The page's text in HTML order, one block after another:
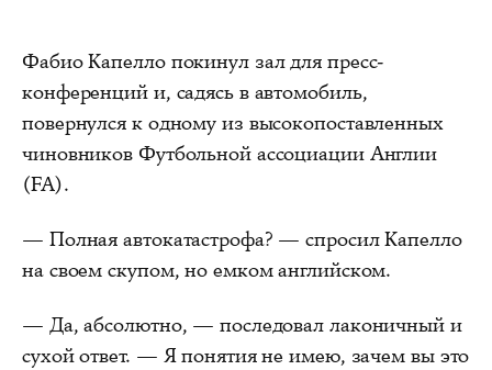
Фабио Капелло покинул зал для пресс-
конференций и, садясь в автомобиль,
повернулся к одному из высокопоставленных
чиновников Футбольной ассоциации Англии
(FA).
— Полная автокатастрофа? — спросил Капелло
на своем скупом, но емком английском.
— Да, абсолютно, — последовал лаконичный и
сухой ответ. — Я понятия не имею, зачем вы это